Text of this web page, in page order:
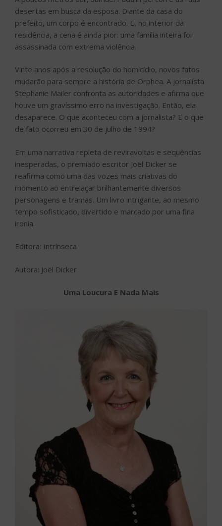
desertas em busca da esposa. Diante da casa do
prefeito, um corpo é encontrado. E, no interior da
residência, a cena é ainda pior: uma família inteira foi
assassinada com extrema violência.
Vinte anos após a resolução do homicídio, novos fatos
mudarão para sempre a história de Orphea. A jornalista
Stephanie Mailer confronta as autoridades e afirma que
houve um gravíssimo erro na investigação. Então, ela
desaparece. O que aconteceu com a jornalista? E o que
de fato ocorreu em 30 de julho de 1994?
Em uma narrativa repleta de reviravoltas e sequências
inesperadas, o premiado escritor Joël Dicker se
reafirma como uma das vozes mais criativas do
momento ao entrelaçar brilhantemente diversos
personagens e tramas. Um livro intrigante, ao mesmo
tempo sofisticado, divertido e marcado por uma fina
ironia.
Editora: Intrínseca
Autora: Joël Dicker
Uma Loucura E Nada Mais